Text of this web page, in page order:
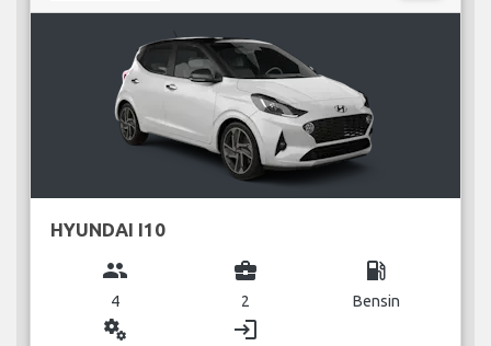
HYUNDAI I10
group
4
business_center
2
local_gas_station
Bensin
miscellaneous_services login